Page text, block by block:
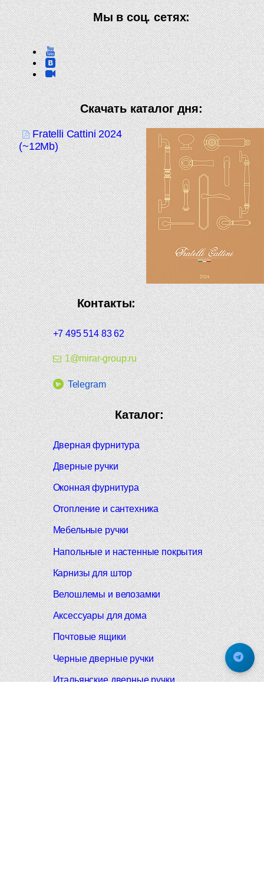
Мы в соц. сетях:
Скачать каталог дня:
Fratelli Cattini 2024
(~12Mb)
Контакты:
+7 495 514 83 62
1@mirar-group.ru
Telegram
Каталог:
Дверная фурнитура
Дверные ручки
Оконная фурнитура
Отопление и сантехника
Мебельные ручки
Напольные и настенные покрытия
Карнизы для штор
Велошлемы и велозамки
Аксессуары для дома
Почтовые ящики
Черные дверные ручки
Итальянские дверные ручки